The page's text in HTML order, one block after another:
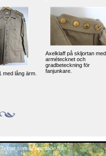
med lång ärm.
Axelklaff på skljortan med
armétecknet och
gradbeteckning för
fanjunkare.
som är hämtade från